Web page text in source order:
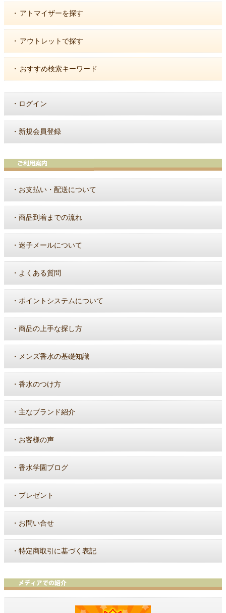
・ アトマイザーを探す
・ アウトレットで探す
・ おすすめ検索キーワード
・ ログイン
・ 新規会員登録
・ お支払い・配送について
・ 商品到着までの流れ
・ 迷子メールについて
・ よくある質問
・ ポイントシステムについて
・ 商品の上手な探し方
・ メンズ香水の基礎知識
・ 香水のつけ方
・ 主なブランド紹介
・ お客様の声
・ 香水学園ブログ
・ プレゼント
・ お問い合せ
・ 特定商取引に基づく表記